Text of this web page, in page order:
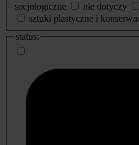
socjologiczne
nie dotyczy
sztuki plastyczne i
status: